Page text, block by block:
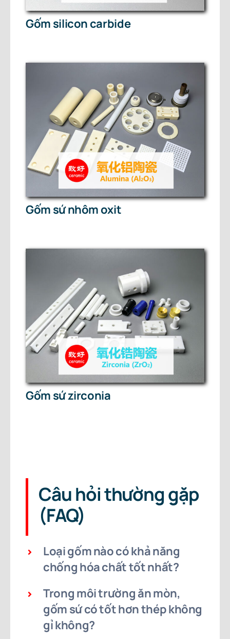
Gốm silicon carbide
Gốm sứ nhôm oxit
Gốm sứ zirconia
Câu hỏi thường gặp
(FAQ)
Loại gốm nào có khả năng
chống hóa chất tốt nhất?
Trong môi trường ăn mòn,
gốm sứ có tốt hơn thép không
gỉ không?